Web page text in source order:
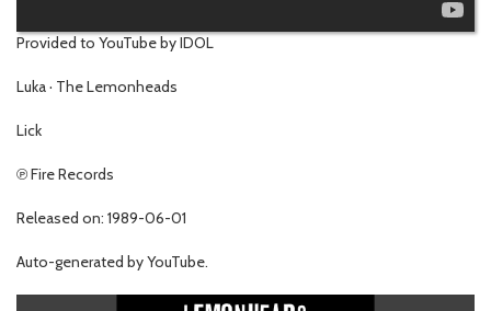
Provided to YouTube by IDOL
Luka · The Lemonheads
Lick
℗ Fire Records
Released on: 1989-06-01
Auto-generated by YouTube.